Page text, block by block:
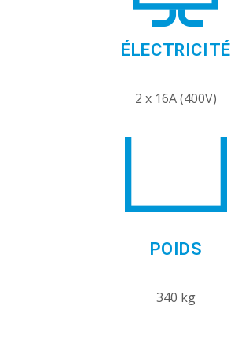
ÉLECTRICITÉ
2 x 16A (400V)
POIDS
340 kg